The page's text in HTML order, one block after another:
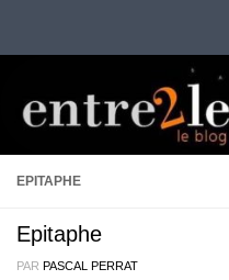
EPITAPHE
Epitaphe
PAR PASCAL PERRAT